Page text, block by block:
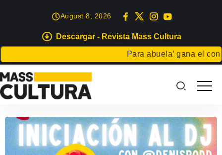
Descargar - Revista Mass Cultura
Para abuela’ gana el
August 8, 2026